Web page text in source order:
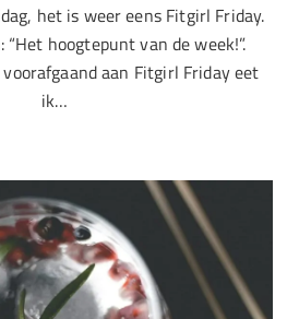
het is weer eens Fitgirl Friday.
“Het hoogtepunt van de week!”.
voorafgaand aan Fitgirl Friday eet
ik…